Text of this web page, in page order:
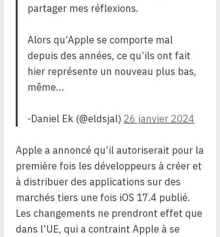
partager mes réflexions.
Alors qu’Apple se comporte mal
depuis des années, ce qu’ils ont fait
hier représente un nouveau plus bas,
même…
-Daniel Ek (@eldsjal) 26 janvier 2024
Apple a annoncé qu’il autoriserait pour la
première fois les développeurs à créer et
à distribuer des applications sur des
marchés tiers une fois iOS 17.4 publié.
Les changements ne prendront effet que
dans l’UE, qui a contraint Apple à se